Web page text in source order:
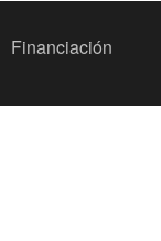
Financiación